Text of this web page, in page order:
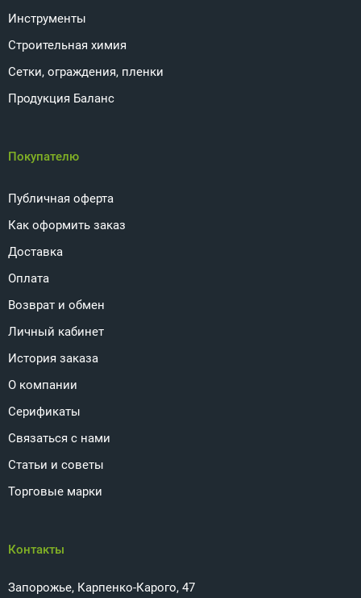
Инструменты
Строительная химия
Сетки, ограждения, пленки
Продукция Баланс
Покупателю
Публичная оферта
Как оформить заказ
Доставка
Оплата
Возврат и обмен
Личный кабинет
История заказа
О компании
Серификаты
Связаться с нами
Статьи и советы
Торговые марки
Контакты
Запорожье, Карпенко-Карого, 47